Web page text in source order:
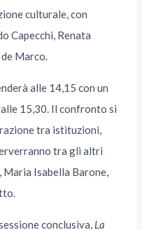
culturale, con
Capecchi, Renata
Marco.
alle 14,15 con un
15,30. Il confronto si
tra istituzioni,
tra gli altri
Isabella Barone,
conclusiva, La